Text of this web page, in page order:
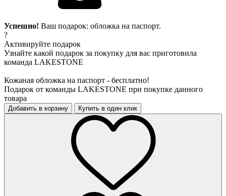
Успешно! Ваш подарок: обложка на паспорт.
?
Активируйте подарок
Узнайте какой подарок за покупку для вас приготовила
команда LAKESTONE
Кожаная обложка на паспорт - бесплатно!
Подарок от команды LAKESTONE при покупке данного
товара
Добавить в корзину Купить в один клик